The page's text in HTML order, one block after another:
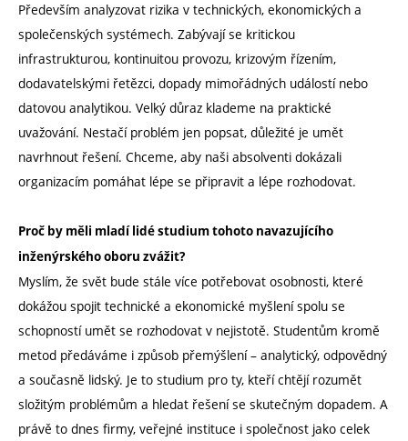
Především analyzovat rizika v technických, ekonomických a
společenských systémech. Zabývají se kritickou
infrastrukturou, kontinuitou provozu, krizovým řízením,
dodavatelskými řetězci, dopady mimořádných událostí nebo
datovou analytikou. Velký důraz klademe na praktické
uvažování. Nestačí problém jen popsat, důležité je umět
navrhnout řešení. Chceme, aby naši absolventi dokázali
organizacím pomáhat lépe se připravit a lépe rozhodovat.
Proč by měli mladí lidé studium tohoto navazujícího
inženýrského oboru zvážit?
Myslím, že svět bude stále více potřebovat osobnosti, které
dokážou spojit technické a ekonomické myšlení spolu se
schopností umět se rozhodovat v nejistotě. Studentům kromě
metod předáváme i způsob přemýšlení – analytický, odpovědný
a současně lidský. Je to studium pro ty, kteří chtějí rozumět
složitým problémům a hledat řešení se skutečným dopadem. A
právě to dnes firmy, veřejné instituce i společnost jako celek